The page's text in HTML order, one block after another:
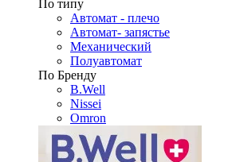
По типу
Автомат - плечо
Автомат- запястье
Механический
Полуавтомат
По Бренду
B.Well
Nissei
Omron